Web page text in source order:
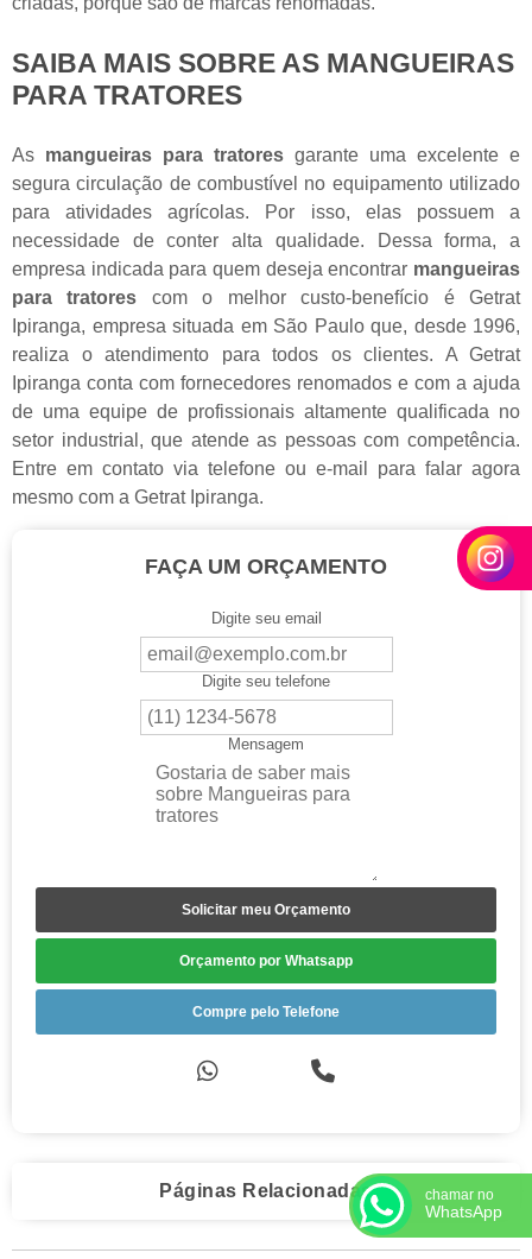
SAIBA MAIS SOBRE AS MANGUEIRAS
PARA TRATORES
As mangueiras para tratores garante uma excelente e
segura circulação de combustível no equipamento utilizado
para atividades agrícolas. Por isso, elas possuem a
necessidade de conter alta qualidade. Dessa forma, a
empresa indicada para quem deseja encontrar mangueiras
para tratores com o melhor custo-benefício é Getrat
Ipiranga, empresa situada em São Paulo que, desde 1996,
realiza o atendimento para todos os clientes. A Getrat
Ipiranga conta com fornecedores renomados e com a ajuda
de uma equipe de profissionais altamente qualificada no
setor industrial, que atende as pessoas com competência.
Entre em contato via telefone ou e-mail para falar agora
mesmo com a Getrat Ipiranga.
FAÇA UM ORÇAMENTO
Digite seu email
Digite seu telefone
Mensagem
Solicitar meu Orçamento
Orçamento por Whatsapp
Compre pelo Telefone
Páginas Relacionadas chamar no
WhatsApp